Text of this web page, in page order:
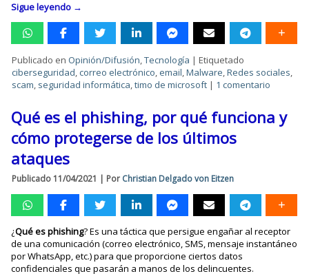
Sigue leyendo →
Publicado en Opinión/Difusión,Tecnología |Etiquetado
ciberseguridad,correo electrónico, email,Malware,Redes sociales,
scam, seguridad informática,timo de microsoft | 1 comentario
Qué es el phishing, por qué funciona y
cómo protegerse de los últimos
ataques
Publicado 11/04/2021 | Por Christian Delgado von Eitzen
¿Qué es phishing? Es una táctica que persigue engañar al receptor
de una comunicación (correo electrónico, SMS, mensaje instantáneo
por WhatsApp, etc.) para que proporcione ciertos datos
confidenciales que pasarán a manos de los delincuentes.